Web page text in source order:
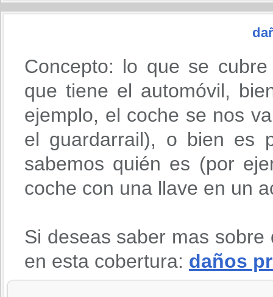
Concepto: lo que se
que tiene el automóvil,
ejemplo, el coche se nos
el guardarrail), o bien es
sabemos quién es (por
coche con una llave en un
Si deseas saber mas
en esta cobertura: daños